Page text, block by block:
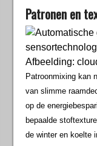
Patronen en
Afbeelding:
Patroonmixing kan
van slimme
op de
bepaalde
de winter en koelte